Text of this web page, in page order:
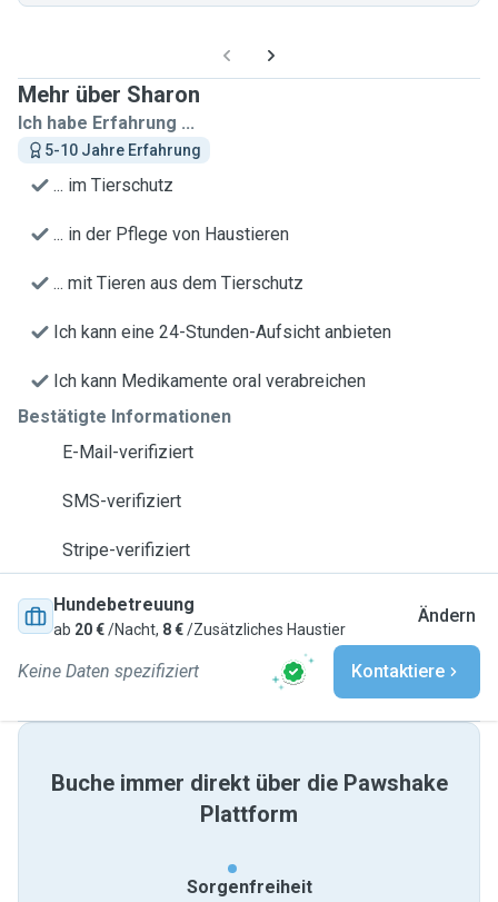
Mehr über Sharon
Ich habe Erfahrung ...
5-10 Jahre Erfahrung
... im Tierschutz
... in der Pflege von Haustieren
... mit Tieren aus dem Tierschutz
Ich kann eine 24-Stunden-Aufsicht anbieten
Ich kann Medikamente oral verabreichen
Bestätigte Informationen
E-Mail-verifiziert
SMS-verifiziert
Stripe-verifiziert
Hundebetreuung
ab 20 €/Nacht, 8 €/Zusätzliches Haustier
Ändern
Keine Daten spezifiziert Kontaktiere
Buche immer direkt über die Pawshake
Plattform
Sorgenfreiheit